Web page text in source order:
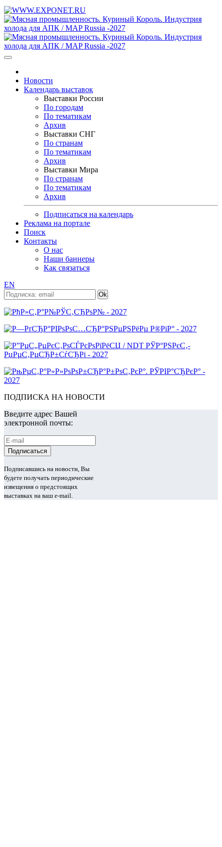
Новости
Календарь выставок
Выставки России
По городам
По тематикам
Архив
Выставки СНГ
По странам
По тематикам
Архив
Выставки Мира
По странам
По тематикам
Архив
Подписаться на календарь
Реклама на портале
Поиск
Контакты
О нас
Наши баннеры
Как связаться
EN
ПОДПИСКА НА НОВОСТИ
Введите адрес Вашей
электронной почты:
Подписавшись на новости, Вы
будете получать периодические
извещения о предстоящих
выставках на ваш e-mail.